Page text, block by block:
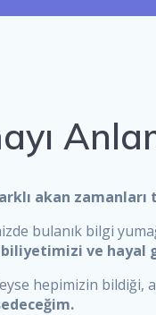
akan
bulanık bilgi
ve hayal
hepimizin bildiği,